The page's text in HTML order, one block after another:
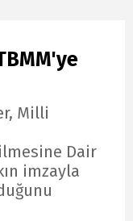
Milli
Dair
imzayla